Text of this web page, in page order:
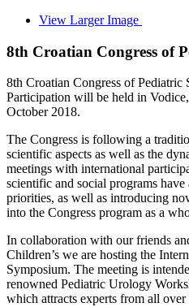
View Larger Image
8th Croatian Congress of
8th Croatian Congress of
Participation will be held in
October 2018.
The Congress is following a
scientific aspects as well as the
meetings with international
scientific and social programs
priorities, as well as introducing
into the Congress program as a
In collaboration with our friends
Children’s we are hosting the
Symposium. The meeting is
renowned Pediatric Urology
which attracts experts from all over